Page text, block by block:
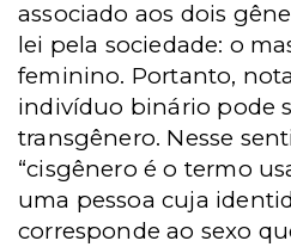
associado aos dois
lei pela sociedade: o
feminino. Portanto,
indivíduo binário pode
transgênero. Nesse
“cisgênero é o termo
uma pessoa cuja
corresponde ao sexo